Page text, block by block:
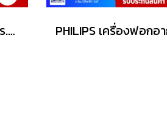
เครื่องฟอกอากาศ (54 ตร.ม.) ELECTROLUX รุ่น EP53-45SWA